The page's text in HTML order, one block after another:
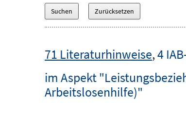
71 Literaturhinweise,4
im Aspekt
Arbeitslosenhilfe)"